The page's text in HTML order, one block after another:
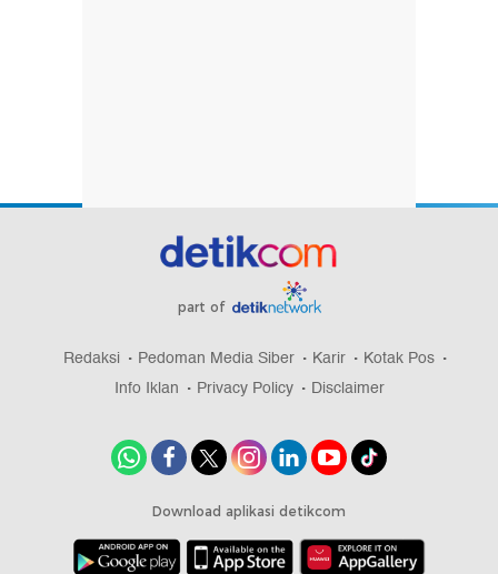
part of
Redaksi Pedoman Media Siber Karir
Kotak Pos
Info Iklan
Privacy Policy Disclaimer
Download aplikasi detikcom